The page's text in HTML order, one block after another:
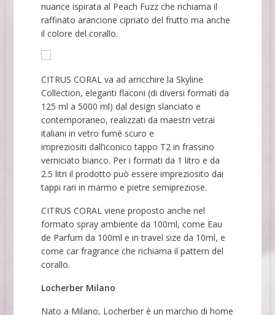
nuance ispirata al Peach Fuzz che richiama il
raffinato arancione cipriato del frutto ma anche
il colore del corallo.
CITRUS CORAL va ad arricchire la Skyline
Collection, eleganti flaconi (di diversi formati da
125 ml a 5000 ml) dal design slanciato e
contemporaneo, realizzati da maestri vetrai
italiani in vetro fumé scuro e
impreziositi dall’iconico tappo T2 in frassino
verniciato bianco. Per i formati da 1 litro e da
2.5 litri il prodotto può essere impreziosito dai
tappi rari in marmo e pietre semipreziose.
CITRUS CORAL viene proposto anche nel
formato spray ambiente da 100ml, come Eau
de Parfum da 100ml e in travel size da 10ml, e
come car fragrance che richiama il pattern del
corallo.
Locherber Milano
Nato a Milano, Locherber è un marchio di home